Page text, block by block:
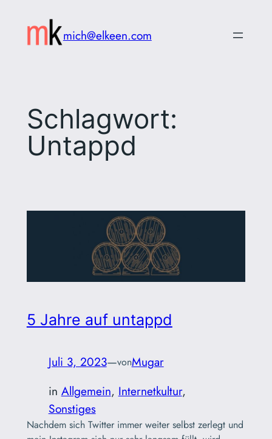
Inhalt
springen
mich@elkeen.com
Schlagwort:
Untappd
5 Jahre auf untappd
Juli 3, 2023—vonMugar
in Allgemein, Internetkultur
Sonstiges
Nachdem sich Twitter immer weiter selbst zerlegt und